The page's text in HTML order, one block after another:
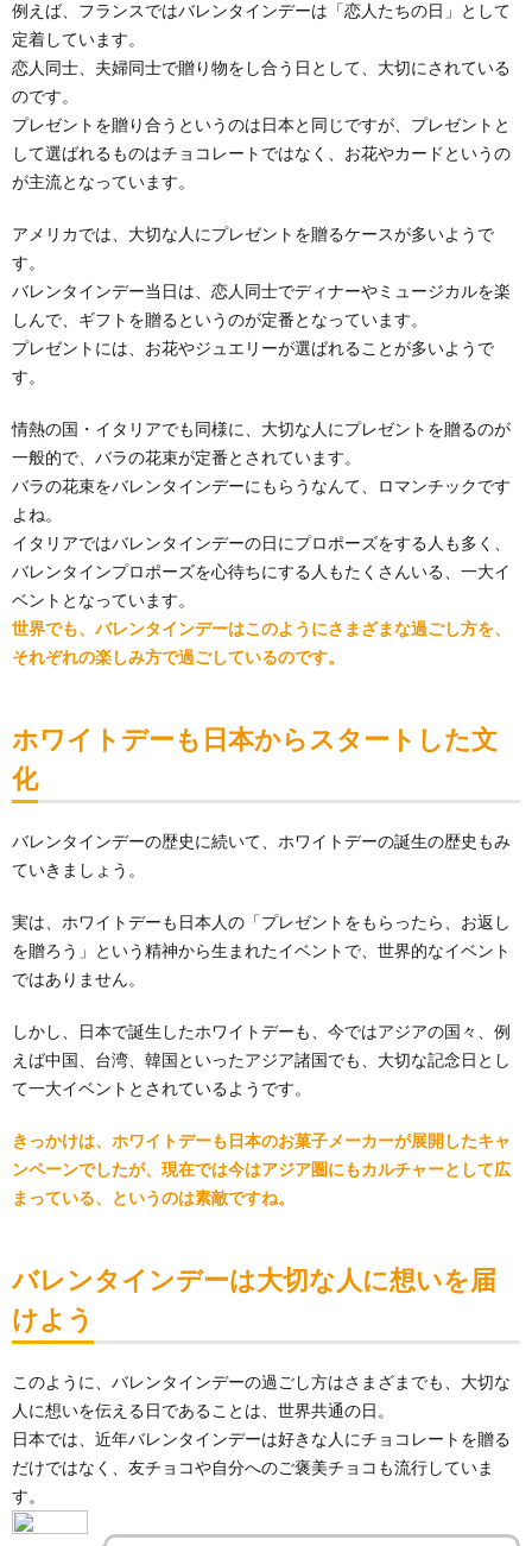
例えば、フランスではバレンタインデーは「恋人たちの日」として
定着しています。
恋人同士、夫婦同士で贈り物をし合う日として、大切にされている
のです。
プレゼントを贈り合うというのは日本と同じですが、プレゼントと
して選ばれるものはチョコレートではなく、お花やカードというの
が主流となっています。
アメリカでは、大切な人にプレゼントを贈るケースが多いようで
す。
バレンタインデー当日は、恋人同士でディナーやミュージカルを楽
しんで、ギフトを贈るというのが定番となっています。
プレゼントには、お花やジュエリーが選ばれることが多いようで
す。
情熱の国・イタリアでも同様に、大切な人にプレゼントを贈るのが
一般的で、バラの花束が定番とされています。
バラの花束をバレンタインデーにもらうなんて、ロマンチックです
よね。
イタリアではバレンタインデーの日にプロポーズをする人も多く、
バレンタインプロポーズを心待ちにする人もたくさんいる、一大イ
ベントとなっています。
世界でも、バレンタインデーはこのようにさまざまな過ごし方を、
それぞれの楽しみ方で過ごしているのです。
ホワイトデーも日本からスタートした文
化
バレンタインデーの歴史に続いて、ホワイトデーの誕生の歴史もみ
ていきましょう。
実は、ホワイトデーも日本人の「プレゼントをもらったら、お返し
を贈ろう」という精神から生まれたイベントで、世界的なイベント
ではありません。
しかし、日本で誕生したホワイトデーも、今ではアジアの国々、例
えば中国、台湾、韓国といったアジア諸国でも、大切な記念日とし
て一大イベントとされているようです。
きっかけは、ホワイトデーも日本のお菓子メーカーが展開したキャ
ンペーンでしたが、現在では今はアジア圏にもカルチャーとして広
まっている、というのは素敵ですね。
バレンタインデーは大切な人に想いを届
けよう
このように、バレンタインデーの過ごし方はさまざまでも、大切な
人に想いを伝える日であることは、世界共通の日。
日本では、近年バレンタインデーは好きな人にチョコレートを贈る
だけではなく、友チョコや自分へのご褒美チョコも流行していま
す。